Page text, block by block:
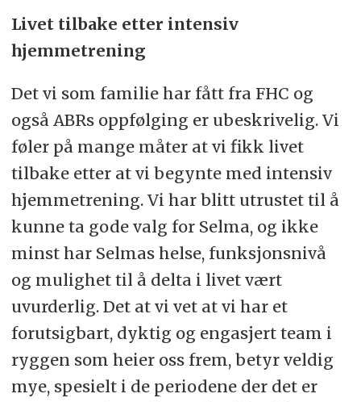
Livet tilbake etter intensiv
hjemmetrening
Det vi som familie har fått fra FHC og
også ABRs oppfølging er ubeskrivelig. Vi
føler på mange måter at vi fikk livet
tilbake etter at vi begynte med intensiv
hjemmetrening. Vi har blitt utrustet til å
kunne ta gode valg for Selma, og ikke
minst har Selmas helse, funksjonsnivå
og mulighet til å delta i livet vært
uvurderlig. Det at vi vet at vi har et
forutsigbart, dyktig og engasjert team i
ryggen som heier oss frem, betyr veldig
mye, spesielt i de periodene der det er